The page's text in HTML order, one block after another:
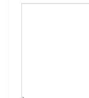
در جمهوری